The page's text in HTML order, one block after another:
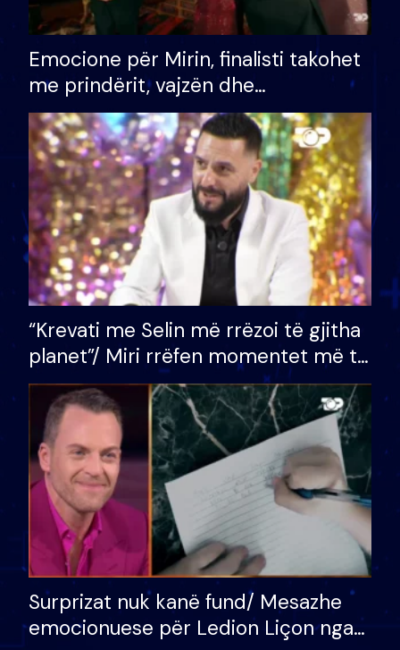
Emocione për Mirin, finalisti takohet
me prindërit, vajzën dhe
bashkëshorten: S’kemi ndonjë letër
divorci apo jo?
“Krevati me Selin më rrëzoi të gjitha
planet”/ Miri rrëfen momentet më të
bukura në shtëpinë e BB VIP: Do më
mungojë zilja e mëngjesit kur…
Surprizat nuk kanë fund/ Mesazhe
emocionuese për Ledion Liçon nga